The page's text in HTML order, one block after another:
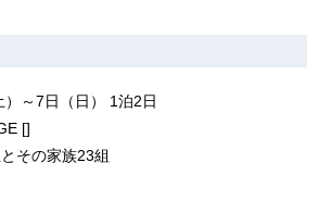
～7日（日） 1泊2日
[]
その家族23組